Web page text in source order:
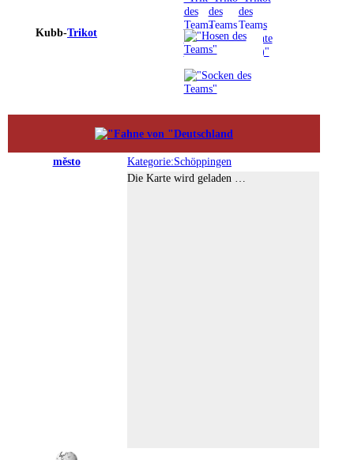
Kubb-Trikot
město
Kategorie:Schöppingen
Die Karte wird geladen …